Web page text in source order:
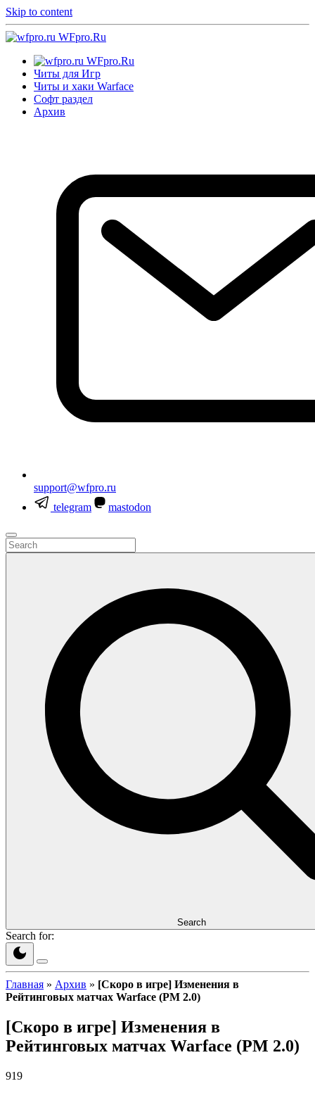
Skip to content
WFpro.Ru
WFpro.Ru
Читы для Игр
Читы и хаки Warface
Софт раздел
Архив
support@wfpro.ru
telegram
mastodon
Search
Search for:
Главная » Архив » [Скоро в игре] Изменения в
Рейтинговых матчах Warface (РМ 2.0)
[Скоро в игре] Изменения в
Рейтинговых матчах Warface (РМ 2.0)
919